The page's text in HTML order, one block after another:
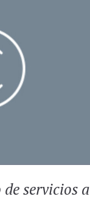
servicios a